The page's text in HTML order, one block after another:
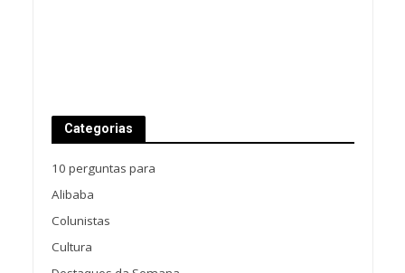
Categorias
10 perguntas para
Alibaba
Colunistas
Cultura